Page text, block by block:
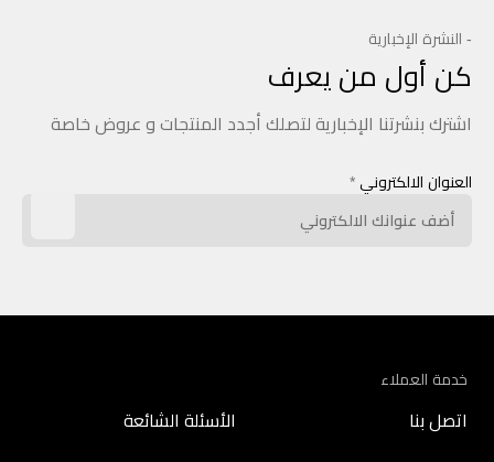
- النشرة الإخبارية
كن أول من يعرف
اشترك بنشرتنا الإخبارية لتصلك أجدد المنتجات و عروض خاصة
العنوان الالكتروني *
خدمة العملاء
اتصل بنا الأسئلة الشائعة